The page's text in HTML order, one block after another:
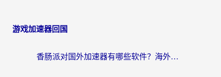
游戏加速器回国
香肠派对国外加速器有哪些软件？海外玩家国服畅玩终极指南（附实测推荐）